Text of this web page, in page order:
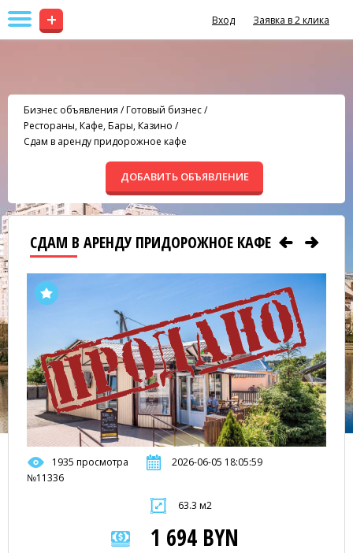
+ Вход Заявка в 2 клика
Бизнес объявления /Готовый бизнес/
Рестораны, Кафе, Бары, Казино /
Сдам в аренду придорожное кафе
ДОБАВИТЬ ОБЪЯВЛЕНИЕ
СДАМ В АРЕНДУ ПРИДОРОЖНОЕ КАФЕ
1935 просмотра
2026-06-05 18:05:59
№11336
63.3 м2
1 694 BYN